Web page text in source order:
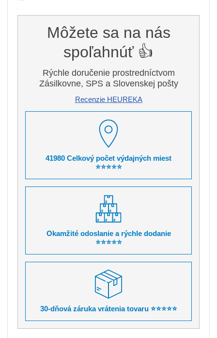
Môžete sa na nás
spoľahnúť 👍
Rýchle doručenie prostredníctvom
Zásilkovne, SPS a Slovenskej pošty
Recenzie HEUREKA
41980 Celkový počet výdajných miest
⭐⭐⭐⭐⭐
Okamžité odoslanie a rýchle dodanie
⭐⭐⭐⭐⭐
30-dňová záruka vrátenia tovaru ⭐⭐⭐⭐⭐